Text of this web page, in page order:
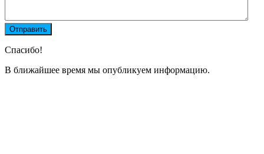
Спасибо!
В ближайшее время мы опубликуем информацию.